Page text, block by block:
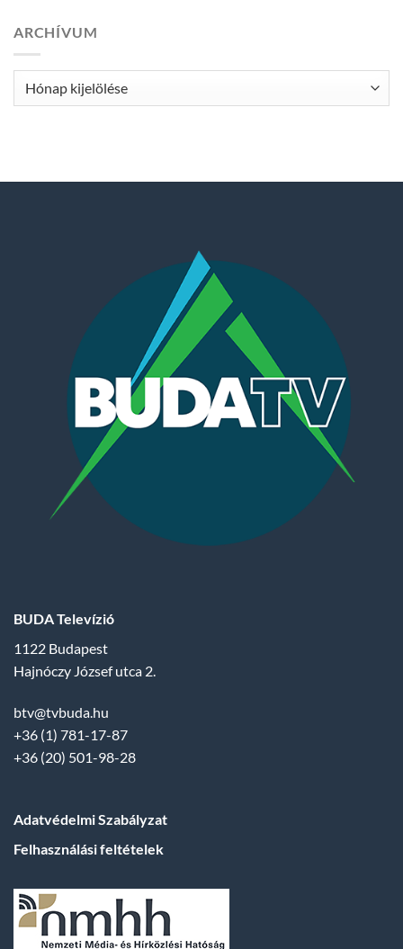
ARCHÍVUM
Archívum
BUDA Televízió
1122 Budapest
Hajnóczy József utca 2.
btv@tvbuda.hu
+36 (1) 781-17-87
+36 (20) 501-98-28
Adatvédelmi Szabályzat
Felhasználási feltételek